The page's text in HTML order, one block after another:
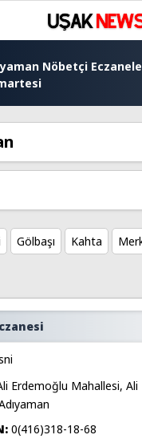
Nöbetçi
Gölbaşı Kahta
Erdemoğlu Mahallesi, Ali
0(416)318-18-68